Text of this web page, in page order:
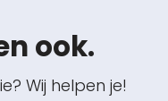
ook.
Wij helpen je!